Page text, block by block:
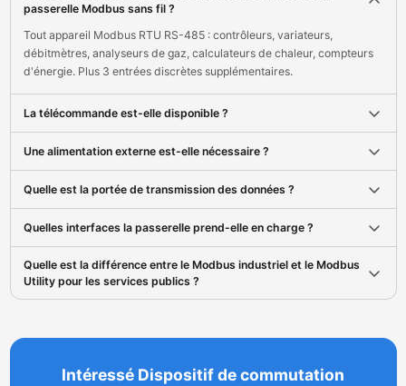
passerelle Modbus sans fil ?
Tout appareil Modbus RTU RS-485 : contrôleurs, variateurs,
débitmètres, analyseurs de gaz, calculateurs de chaleur, compteurs
d'énergie. Plus 3 entrées discrètes supplémentaires.
La télécommande est-elle disponible ?
Une alimentation externe est-elle nécessaire ?
Quelle est la portée de transmission des données ?
Quelles interfaces la passerelle prend-elle en charge ?
Quelle est la différence entre le Modbus industriel et le Modbus
Utility pour les services publics ?
Intéressé Dispositif de commutation